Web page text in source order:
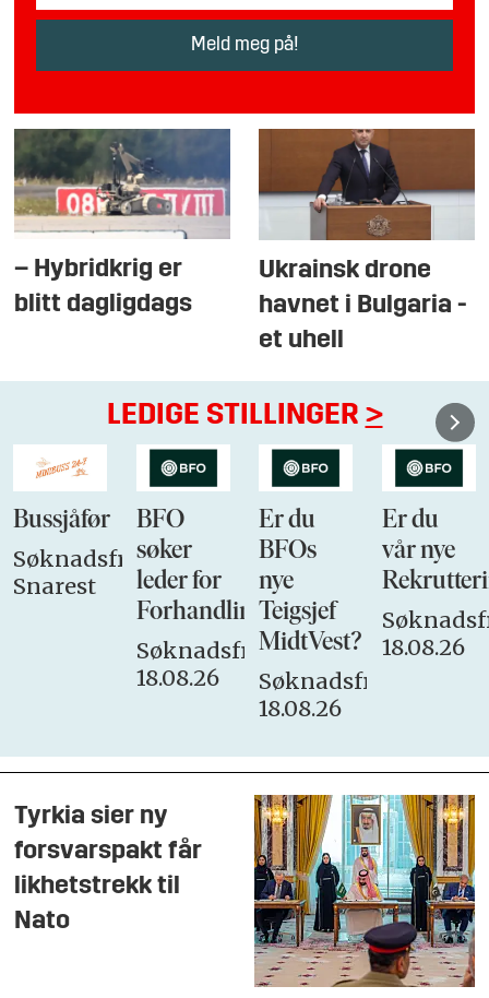
– Hybridkrig er
blitt dagligdags
Ukrainsk drone
havnet i Bulgaria -
et uhell
LEDIGE STILLINGER >
Bussjåfør
Søknadsfrist:
Snarest
BFO
søker
leder for
Forhandlingsutvalget
Søknadsfrist:
18.08.26
Er du
BFOs
nye
Teigsjef
MidtVest?
Søknadsfrist:
18.08.26
Er du
vår nye
18.08.26
Tyrkia sier ny
forsvarspakt får
likhetstrekk til
Nato